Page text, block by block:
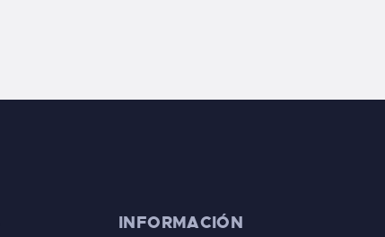
INFORMACIÓN